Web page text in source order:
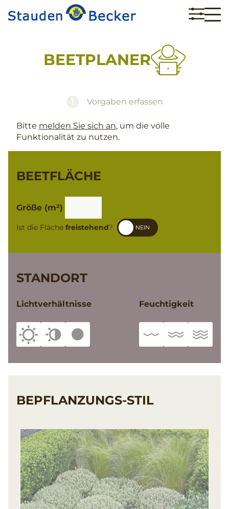
BEETPLANER
1 Vorgaben erfassen
Bitte melden Sie sich an, um die volle
Funktionalität zu nutzen.
BEETFLÄCHE
Größe (m²)
Ist die Fläche freistehend? NEIN
STANDORT
Lichtverhältnisse Feuchtigkeit
BEPFLANZUNGS-STIL